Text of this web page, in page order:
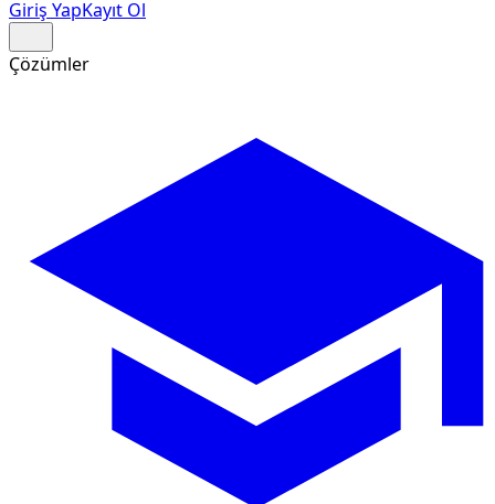
Giriş YapKayıt Ol
Çözümler